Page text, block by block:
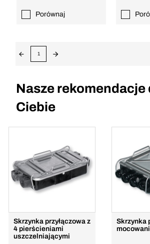
Porównaj
1
Nasze rekomendacje
Ciebie
Skrzynka przyłączowa z
4 pierścieniami
uszczelniającymi
Skrzynka